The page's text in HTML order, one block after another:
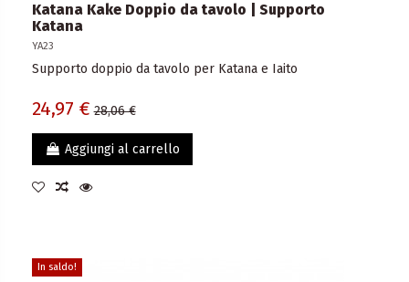
Katana Kake Doppio da tavolo | Supporto
Katana
YA23
Supporto doppio da tavolo per Katana e Iaito
24,97 € 28,06 €
Aggiungi al carrello
In saldo!